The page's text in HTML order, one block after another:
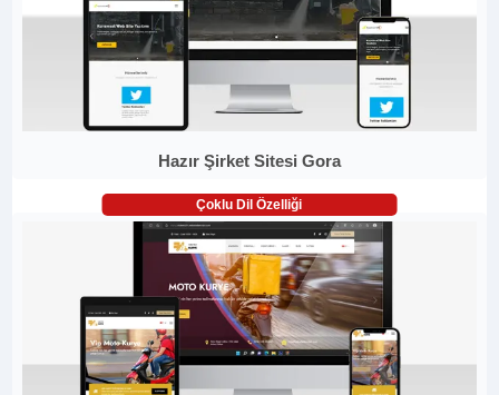
Hazır Şirket Sitesi Gora
Çoklu Dil Özelliği